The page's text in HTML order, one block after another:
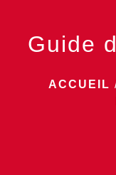
Guide
ACCUEIL